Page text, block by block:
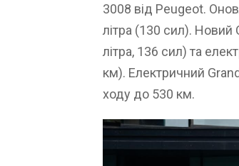
3008 від Peugeot.
літра (130 сил). Новий
літра, 136 сил) та
км). Електричний
ходу до 530 км.